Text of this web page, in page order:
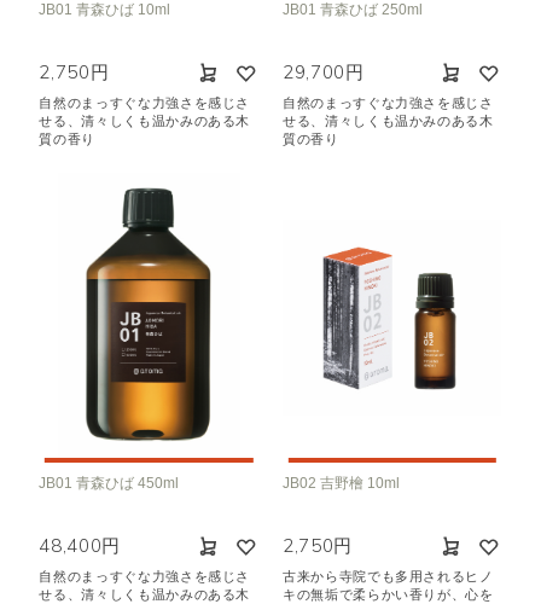
空気清浄･消臭 眠り
おもてなし
シトラス
ラベンダー ウッド
エキゾチック
ヒノキ
JB01 青森ひば 10ml
2,750円
自然のまっすぐな力強さを感じさ
せる、清々しくも温かみのある木
質の香り
JB01 青森ひば 250ml
29,700円
自然のまっすぐな力強さを感じさ
せる、清々しくも温かみのある木
質の香り
JB01 青森ひば 450ml
48,400円
自然のまっすぐな力強さを感じさ
せる、清々しくも温かみのある木
JB02 吉野檜 10ml
2,750円
古来から寺院でも多用されるヒノ
キの無垢で柔らかい香りが、心を